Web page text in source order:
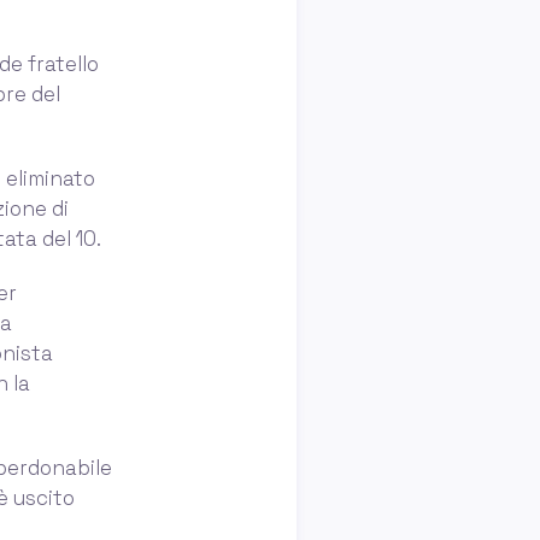
fratello
del
eliminato
di
del 10.
la
uscito